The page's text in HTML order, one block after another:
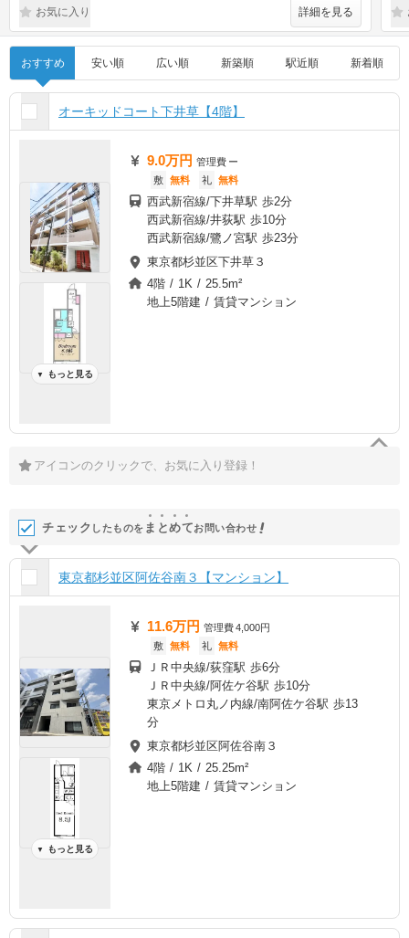
お気に入り 詳細を見る
おすすめ 安い順 広い順 新築順 駅近順 新着順
オーキッドコート下井草【4階】
▼ もっと見る
9.0万円 管理費 ー
敷 無料 礼 無料
西武新宿線/下井草駅 歩2分
西武新宿線/井荻駅 歩10分
西武新宿線/鷺ノ宮駅 歩23分
東京都杉並区下井草３
4階 / 1K / 25.5m²
地上5階建 / 賃貸マンション
アイコンのクリックで、お気に入り登録！
チェック したものを ま とめてお問い合わせ
東京都杉並区阿佐谷南３【マンション】
▼ もっと見る
11.6万円 管理費4,000円
敷 無料 礼 無料
ＪＲ中央線/荻窪駅 歩6分
ＪＲ中央線/阿佐ケ谷駅 歩10分
東京メトロ丸ノ内線/南阿佐ケ谷駅 歩13
分
東京都杉並区阿佐谷南３
4階 / 1K / 25.25m²
地上5階建 / 賃貸マンション